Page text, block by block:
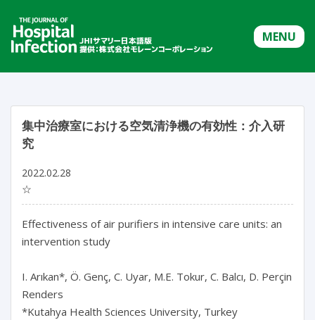
MENU
集中治療室における空気清浄機の有効性：介入研
究
2022.02.28
☆
Effectiveness of air purifiers in intensive care units: an
intervention study
I. Arıkan*, Ö. Genç, C. Uyar, M.E. Tokur, C. Balcı, D. Perçin
Renders
*Kutahya Health Sciences University, Turkey